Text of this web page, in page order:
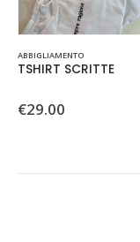
Questo prodotto ha più varianti. Le opzioni possono essere scelte nella pagina del prodotto
ABBIGLIAMENTO
TSHIRT SCRITTE
0Su 5
€29.00